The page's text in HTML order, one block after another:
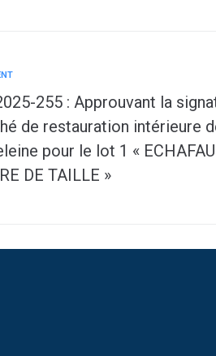
255 : Approuvant la
de restauration intérieure
pour le lot 1 «
DE TAILLE »